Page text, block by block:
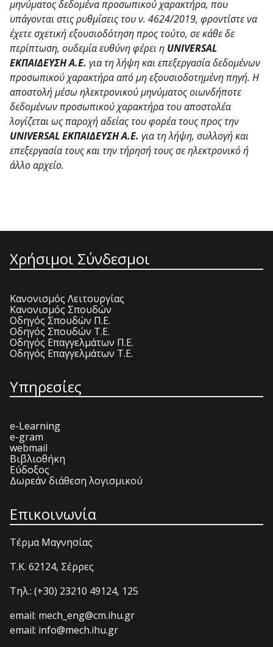
μηνύματος δεδομένα προσωπικού χαρακτήρα, που
υπάγονται στις ρυθμίσεις του ν. 4624/2019, φροντίστε να
έχετε σχετική εξουσιοδότηση προς τούτο, σε κάθε δε
περίπτωση, ουδεμία ευθύνη φέρει η UNIVERSAL
ΕΚΠΑΙΔΕΥΣΗ Α.Ε. για τη λήψη και επεξεργασία δεδομένων
προσωπικού χαρακτήρα από μη εξουσιοδοτημένη πηγή. Η
αποστολή μέσω ηλεκτρονικού μηνύματος οιωνδήποτε
δεδομένων προσωπικού χαρακτήρα του αποστολέα
λογίζεται ως παροχή αδείας του φορέα τους προς την
UNIVERSAL ΕΚΠΑΙΔΕΥΣΗ Α.Ε. για τη λήψη, συλλογή και
επεξεργασία τους και την τήρησή τους σε ηλεκτρονικό ή
άλλο αρχείο.
Χρήσιμοι Σύνδεσμοι
Κανονισμός Λειτουργίας
Κανονισμός Σπουδών
Οδηγός Σπουδών Π.Ε.
Οδηγός Σπουδών Τ.Ε.
Οδηγός Επαγγελμάτων Π.Ε.
Οδηγός Επαγγελμάτων Τ.Ε.
Υπηρεσίες
e-Learning
e-gram
webmail
Βιβλιοθήκη
Εύδοξος
Δωρεάν διάθεση λογισμικού
Επικοινωνία
Τέρμα Μαγνησίας
T.K. 62124, Σέρρες
Τηλ.: (+30) 23210 49124, 125
email: mech_eng@cm.ihu.gr
email: info@mech.ihu.gr